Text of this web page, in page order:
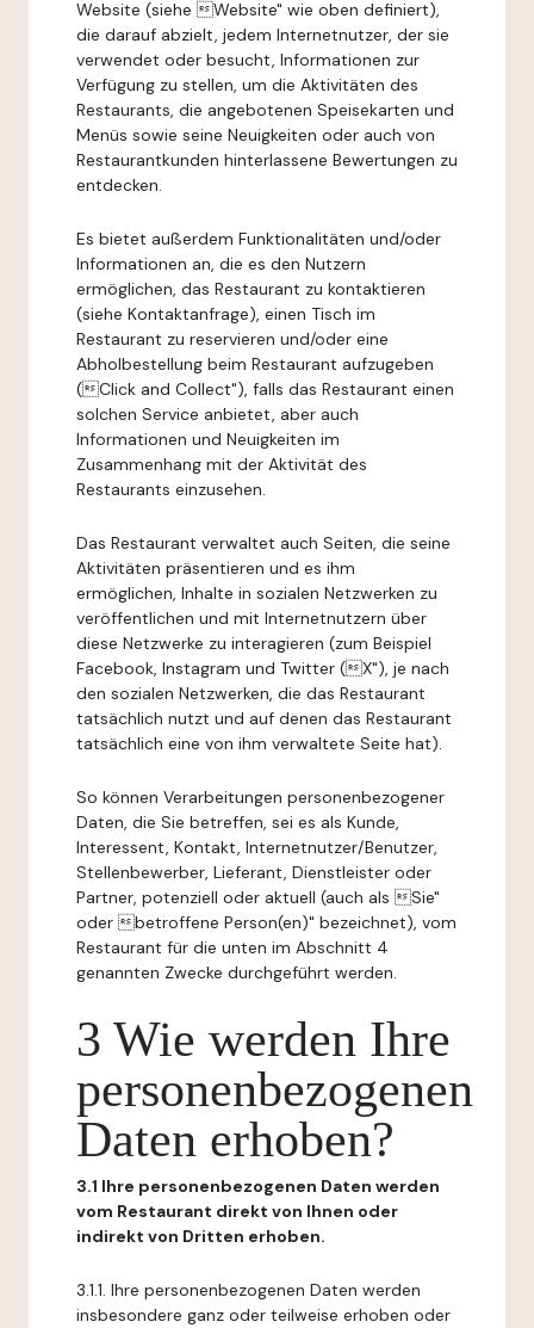
Website (siehe Website" wie oben definiert),
die darauf abzielt, jedem Internetnutzer, der sie
verwendet oder besucht, Informationen zur
Verfügung zu stellen, um die Aktivitäten des
Restaurants, die angebotenen Speisekarten und
Menüs sowie seine Neuigkeiten oder auch von
Restaurantkunden hinterlassene Bewertungen zu
entdecken.
Es bietet außerdem Funktionalitäten und/oder
Informationen an, die es den Nutzern
ermöglichen, das Restaurant zu kontaktieren
(siehe Kontaktanfrage), einen Tisch im
Restaurant zu reservieren und/oder eine
Abholbestellung beim Restaurant aufzugeben
(Click and Collect"), falls das Restaurant einen
solchen Service anbietet, aber auch
Informationen und Neuigkeiten im
Zusammenhang mit der Aktivität des
Restaurants einzusehen.
Das Restaurant verwaltet auch Seiten, die seine
Aktivitäten präsentieren und es ihm
ermöglichen, Inhalte in sozialen Netzwerken zu
veröffentlichen und mit Internetnutzern über
diese Netzwerke zu interagieren (zum Beispiel
Facebook, Instagram und Twitter (X"), je nach
den sozialen Netzwerken, die das Restaurant
tatsächlich nutzt und auf denen das Restaurant
tatsächlich eine von ihm verwaltete Seite hat).
So können Verarbeitungen personenbezogener
Daten, die Sie betreffen, sei es als Kunde,
Interessent, Kontakt, Internetnutzer/Benutzer,
Stellenbewerber, Lieferant, Dienstleister oder
Partner, potenziell oder aktuell (auch als Sie"
oder betroffene Person(en)" bezeichnet), vom
Restaurant für die unten im Abschnitt 4
genannten Zwecke durchgeführt werden.
3 Wie werden Ihre
personenbezogenen
Daten erhoben?
3.1 Ihre personenbezogenen Daten werden
vom Restaurant direkt von Ihnen oder
indirekt von Dritten erhoben.
3.1.1. Ihre personenbezogenen Daten werden
insbesondere ganz oder teilweise erhoben oder